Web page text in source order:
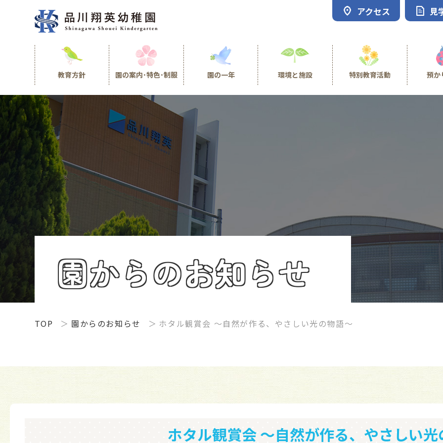
アクセス 見
教育方針 園の案内･特色･制服 園の一年 環境と施設 特別教育活動 預か
園からのお知らせ
TOP 園からのお知らせ ホタル観賞会 〜自然が作る、やさしい光の物語〜
ホタル観賞会 〜自然が作る、やさしい